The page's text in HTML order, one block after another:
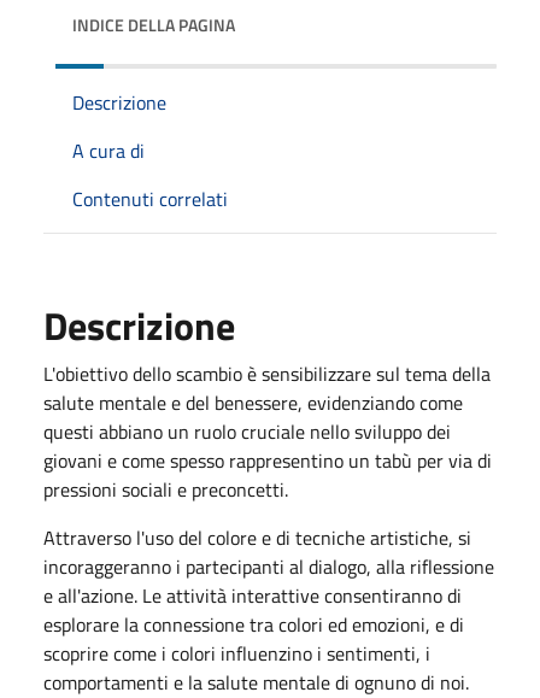
INDICE DELLA PAGINA
Descrizione
A cura di
Contenuti correlati
Descrizione
L'obiettivo dello scambio è sensibilizzare sul tema della
salute mentale e del benessere, evidenziando come
questi abbiano un ruolo cruciale nello sviluppo dei
giovani e come spesso rappresentino un tabù per via di
pressioni sociali e preconcetti.
Attraverso l'uso del colore e di tecniche artistiche, si
incoraggeranno i partecipanti al dialogo, alla riflessione
e all'azione. Le attività interattive consentiranno di
esplorare la connessione tra colori ed emozioni, e di
scoprire come i colori influenzino i sentimenti, i
comportamenti e la salute mentale di ognuno di noi.